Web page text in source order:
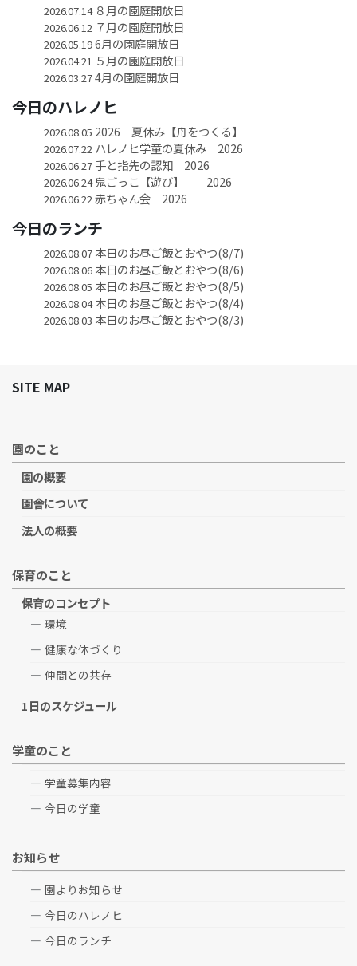
2026.07.14８月の園庭開放日
2026.06.12 ７月の園庭開放日
2026.05.196月の園庭開放日
2026.04.21 ５月の園庭開放日
2026.03.274月の園庭開放日
今日のハレノヒ
2026.08.05 2026 夏休み【舟をつくる】
2026.07.22 ハレノヒ学童の夏休み 2026
2026.06.27手と指先の認知 2026
2026.06.24鬼ごっこ【遊び】 2026
2026.06.22赤ちゃん会 2026
今日のランチ
2026.08.07本日のお昼ご飯とおやつ(8/7)
2026.08.06本日のお昼ご飯とおやつ(8/6)
2026.08.05 本日のお昼ご飯とおやつ(8/5)
2026.08.04本日のお昼ご飯とおやつ(8/4)
2026.08.03 本日のお昼ご飯とおやつ(8/3)
SITE MAP
園のこと
園の概要
園舎について
法人の概要
保育のこと
保育のコンセプト
環境
健康な体づくり
仲間との共存
1日のスケジュール
学童のこと
学童募集内容
今日の学童
お知らせ
園よりお知らせ
今日のハレノヒ
今日のランチ